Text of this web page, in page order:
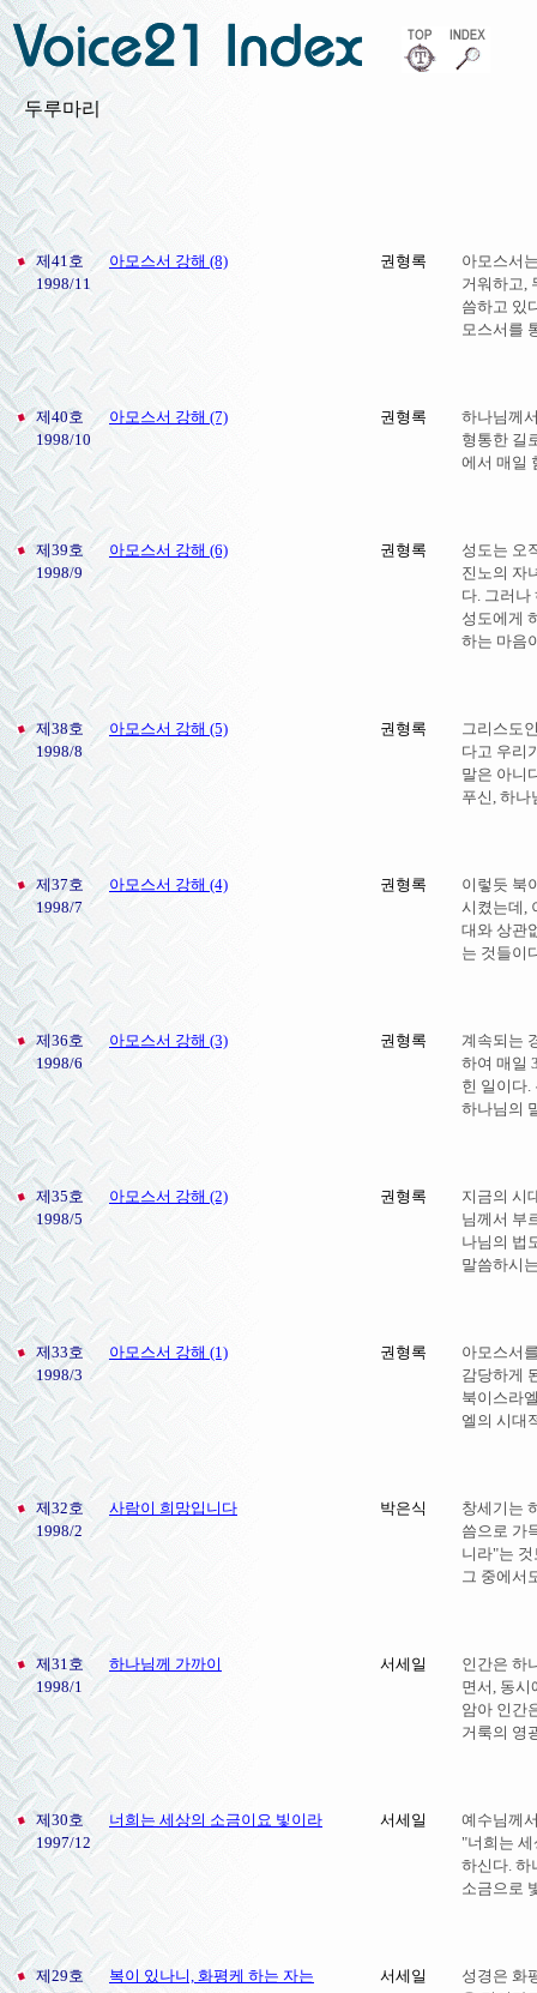
두루마리
제41호
1998/11
아모스서 강해 (8) 권형록
아모스서
거워하고,
씀하고 있
모스서를
제40호
1998/10
아모스서 강해 (7) 권형록
하나님께
형통한 길
에서 매일
제39호
1998/9
아모스서 강해 (6) 권형록
성도는 오
진노의 자
다. 그러나
성도에게
하는 마음
제38호
1998/8
아모스서 강해 (5) 권형록
그리스도
다고 우리
말은 아니
푸신, 하나
제37호
1998/7
아모스서 강해 (4) 권형록
이렇듯 북
시켰는데,
대와 상관
는 것들이
제36호
1998/6
아모스서 강해 (3) 권형록
계속되는
하여 매일
힌 일이다.
하나님의
제35호
1998/5
아모스서 강해 (2) 권형록
지금의 시
님께서 부
나님의 법
말씀하시
제33호
1998/3
아모스서 강해 (1) 권형록
아모스서
감당하게
북이스라
엘의 시대
제32호
1998/2
사람이 희망입니다 박은식
창세기는
씀으로 가
니라"는
그 중에서
제31호
1998/1
하나님께 가까이 서세일
인간은 하
면서, 동시
암아 인간
거룩의 영
제30호
1997/12
너희는 세상의 소금이요 빛이라 서세일
예수님께
"너희는
하신다. 하
소금으로
제29호
복이 있나니, 화평케 하는 자는 서세일
성경은 화